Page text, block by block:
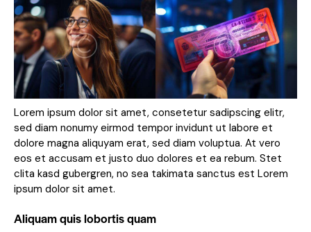
Lorem ipsum dolor sit amet, consetetur sadipscing elitr,
sed diam nonumy eirmod tempor invidunt ut labore et
dolore magna aliquyam erat, sed diam voluptua. At vero
eos et accusam et justo duo dolores et ea rebum. Stet
clita kasd gubergren, no sea takimata sanctus est Lorem
ipsum dolor sit amet.
Aliquam quis lobortis quam